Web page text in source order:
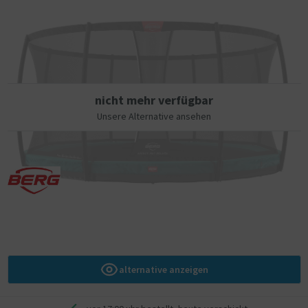
Sprungtuch und flexiblen Federn. Um das Springerlebnis noch weiter zu
verbessern, haben wir ein Sprungtuch mit AirFlow-Technik entwickelt.
Dieses Sprungtuch lässt 50 % mehr Luft durch als herkömmliche
Twinspring Gold
Die „Perfect Jump Area“ ist der Teil des Sprungtuchs, auf dem es sich
herkömmlicher Federung.
nicht mehr verfügbar
Unsere Alternative ansehen
alternative anzeigen